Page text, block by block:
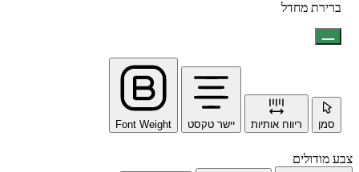
ברירת מחדל
סמן ריווח אותיות יישר טקסט Font Weight
צבע מודולים